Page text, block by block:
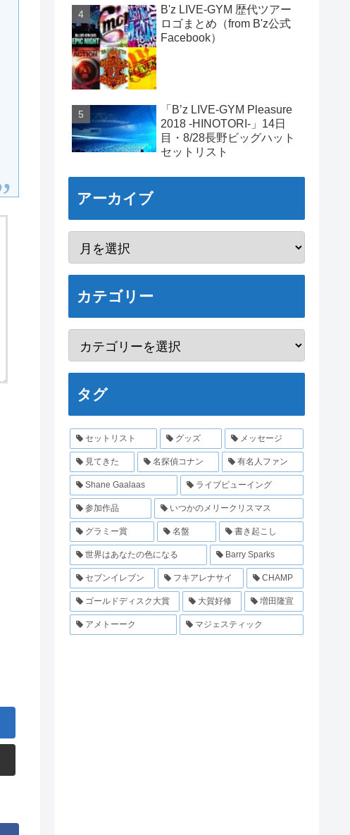
B'z LIVE-GYM 歴代ツアー
ロゴまとめ（from B'z公式
Facebook）
「B’z LIVE-GYM Pleasure
2018 -HINOTORI-」14日
目・8/28長野ビッグハット
セットリスト
アーカイブ
カテゴリー
タグ
セットリスト グッズ メッセージ
見てきた 名探偵コナン 有名人ファン
Shane Gaalaas ライブビューイング
参加作品 いつかのメリークリスマス
グラミー賞 名盤 書き起こし
世界はあなたの色になる Barry Sparks
セブンイレブン フキアレナサイ CHAMP
ゴールドディスク大賞 大賀好修 増田隆宣
アメトーーク マジェスティック